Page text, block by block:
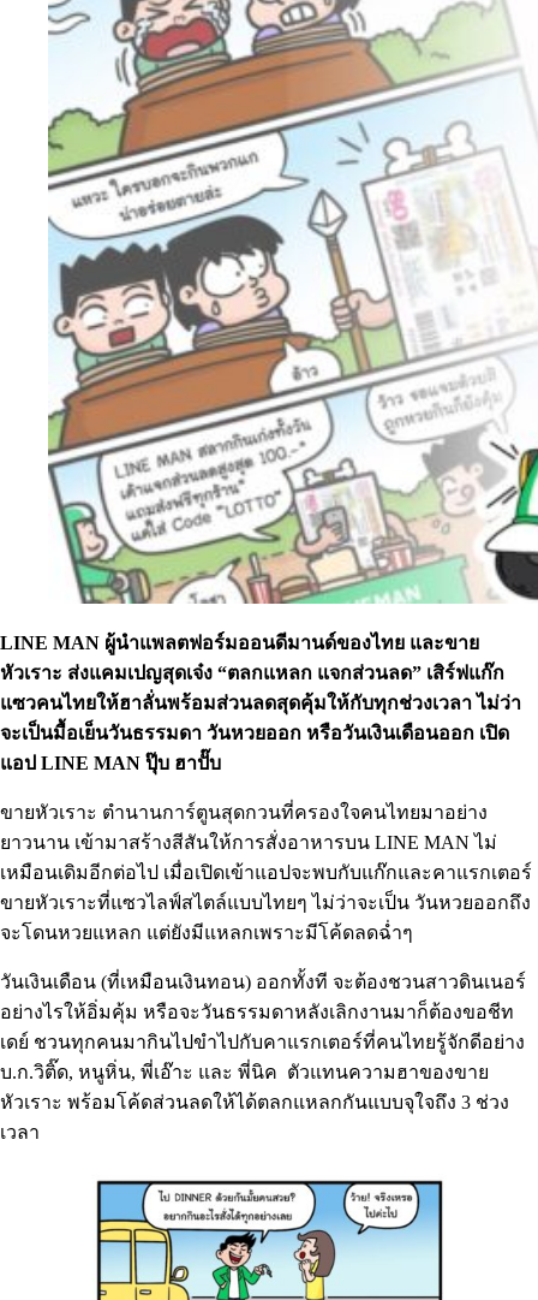
LINE MAN ผู้นำแพลตฟอร์มออนดีมานด์ของไทย และขาย
หัวเราะ ส่งแคมเปญสุดเจ๋ง “ตลกแหลก แจกส่วนลด” เสิร์ฟแก๊ก
แซวคนไทยให้ฮาลั่นพร้อมส่วนลดสุดคุ้มให้กับทุกช่วงเวลา ไม่ว่า
จะเป็นมื้อเย็นวันธรรมดา วันหวยออก หรือวันเงินเดือนออก เปิด
แอป LINE MAN ปุ๊บ ฮาปั๊บ
ขายหัวเราะ ตำนานการ์ตูนสุดกวนที่ครองใจคนไทยมาอย่าง
ยาวนาน เข้ามาสร้างสีสันให้การสั่งอาหารบน LINE MAN ไม่
เหมือนเดิมอีกต่อไป เมื่อเปิดเข้าแอปจะพบกับแก๊กและคาแรกเตอร์
ขายหัวเราะที่แซวไลฟ์สไตล์แบบไทยๆ ไม่ว่าจะเป็น วันหวยออกถึง
จะโดนหวยแหลก แต่ยังมีแหลกเพราะมีโค้ดลดฉ่ำๆ
วันเงินเดือน (ที่เหมือนเงินทอน) ออกทั้งที จะต้องชวนสาวดินเนอร์
อย่างไรให้อิ่มคุ้ม หรือจะวันธรรมดาหลังเลิกงานมาก็ต้องขอชีท
เดย์ ชวนทุกคนมากินไปขำไปกับคาแรกเตอร์ที่คนไทยรู้จักดีอย่าง
บ.ก.วิติ๊ด, หนูหิ่น, พี่เอ๊าะ และ พี่นิค ตัวแทนความฮาของขาย
หัวเราะ พร้อมโค้ดส่วนลดให้ได้ตลกแหลกกันแบบจุใจถึง 3 ช่วง
เวลา